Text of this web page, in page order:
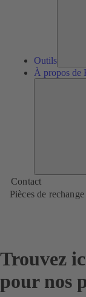
Outils
À propos de
Contact
Pièces de rechange
Trouvez
pour nos